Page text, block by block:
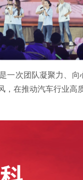
一次团队凝聚力、
在推动汽车行业高